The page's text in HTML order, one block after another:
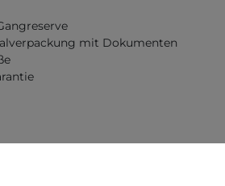
mit Dokumenten
in mm / Zoll: 38,00 / 1,50
/ 0,51